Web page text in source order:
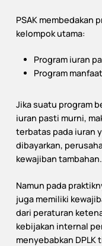
PSAK membedakan
kelompok utama:
Program iuran
Program
Jika suatu program
iuran pasti murni,
terbatas pada iuran
dibayarkan,
kewajiban tambahan.
Namun pada
juga memiliki
dari peraturan
kebijakan internal
menyebabkan